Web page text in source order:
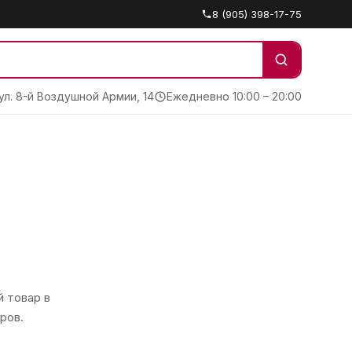
8 (905) 398-17-75
8-й Воздушной Армии, 14 Ежедневно 10:00 – 20:00
товар в